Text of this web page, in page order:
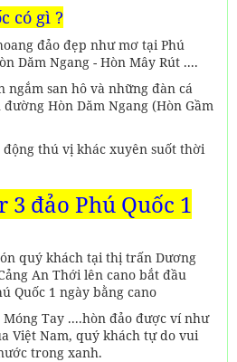
có gì ?
đảo đẹp như mơ tại Phú
Dăm Ngang - Hòn Mây Rút ....
ngắm san hô và những đàn cá
Hòn Dăm Ngang (Hòn Gầm
thú vị khác xuyên suốt thời
đảo Phú Quốc 1
quý khách tại thị trấn Dương
An Thới lên cano bắt đầu
Quốc 1 ngày bằng cano
Tay ....hòn đảo được ví như
Việt Nam, quý khách tự do vui
trong xanh.